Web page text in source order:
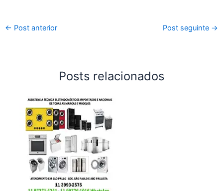
← Post anterior Post seguinte →
Posts relacionados